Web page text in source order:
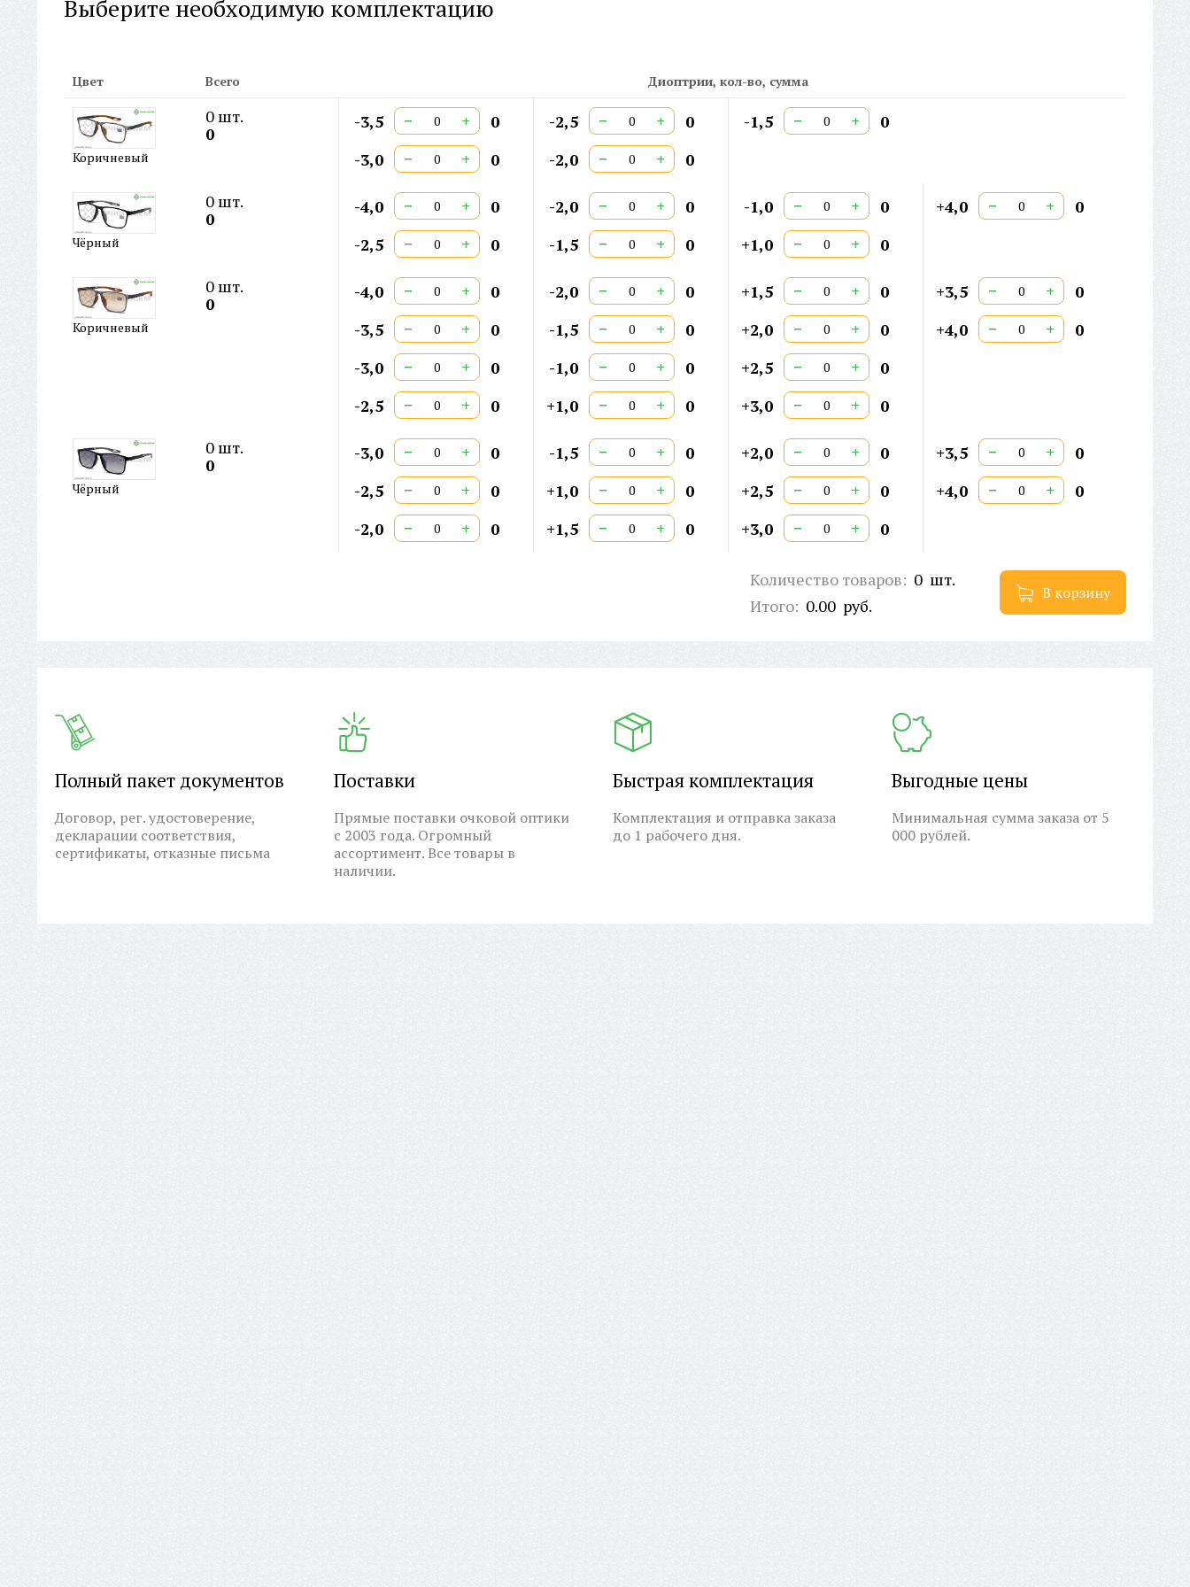
Артикул:
СЕРТИФИКАТ:РОСС CN.HE06.H06668
Двойная перекладина:
Выберите необходимую комплектацию
Цвет Всего Диоптрии, кол-во, сумма
Коричневый
0шт.
0
-3,5 − +
0
-3,0
− + 0
-2,5 − +
0
-2,0
− + 0
-1,5 − + 0
Чёрный
0шт.
0
-4,0 − +
0
-2,5
− + 0
-2,0 − +
0
-1,5
− + 0
-1,0 − +
0
+1,0
− + 0
+4,0 − + 0
Коричневый
0шт.
0
-4,0 − +
0
-3,5
− +
0
-3,0
− +
0
-2,5
− + 0
-2,0 − +
0
-1,5
− +
0
-1,0
− +
0
+1,0
− + 0
+1,5 − +
0
+2,0
− +
0
+2,5
− +
0
+3,0
− + 0
+3,5 − +
0
+4,0
− + 0
Чёрный
0шт.
0
-3,0 − +
0
-2,5
− +
0
-2,0
− + 0
-1,5 − +
0
+1,0
− +
0
+1,5
− + 0
+2,0 − +
0
+2,5
− +
0
+3,0
− + 0
+3,5 − +
0
+4,0
− + 0
Количество товаров: 0 шт.
Итого: 0.00 руб.
В корзину
Полный пакет документов
Договор, рег. удостоверение,
декларации соответствия,
сертификаты, отказные письма
Поставки
Прямые поставки очковой оптики
с 2003 года. Огромный
ассортимент. Все товары в
наличии.
Быстрая комплектация
Комплектация и отправка заказа
до 1 рабочего дня.
Выгодные цены
Минимальная сумма заказа от 5
000 рублей.